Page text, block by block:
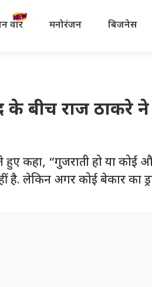
वॉर मनोरंजन बिजनेस
के बीच राज ठाकरे ने
हुए कहा, “गुजराती हो या कोई
है. लेकिन अगर कोई बेकार का